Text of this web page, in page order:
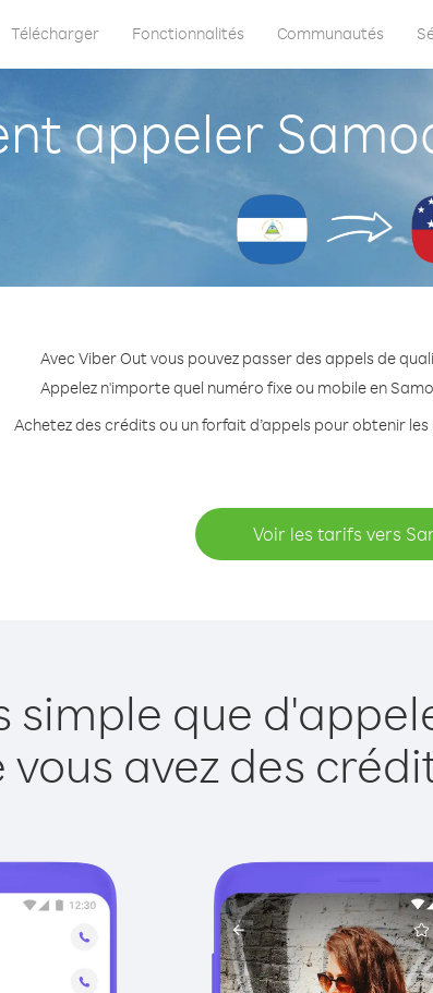
Télécharger Fonctionnalités Communautés
appeler
Avec Viber Out vous pouvez passer des appels de
Appelez n'importe quel numéro fixe ou mobile en
Achetez des crédits ou un forfait d’appels pour obtenir
Voir les tarifs vers
simple que
vous avez des